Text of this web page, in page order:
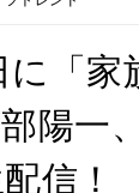
に「
陽一
信！